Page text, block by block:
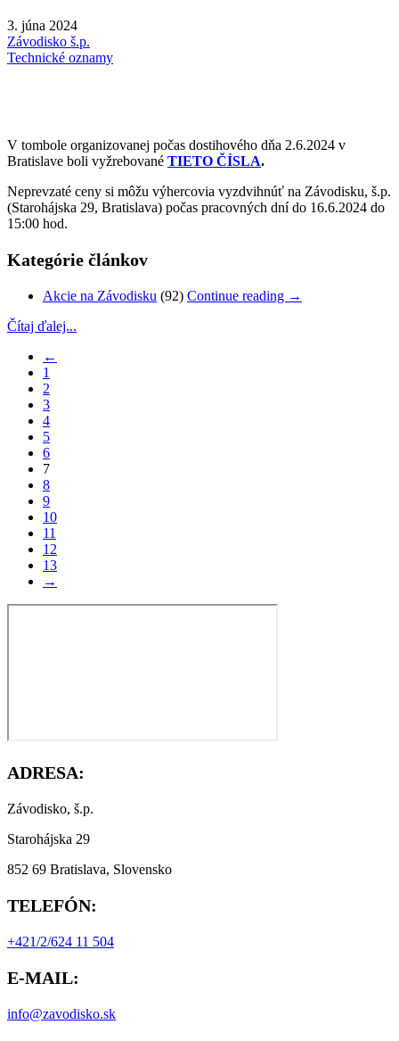
3. júna 2024
Závodisko š.p.
Technické oznamy
V tombole organizovanej počas dostihového dňa 2.6.2024 v
Bratislave boli vyžrebované TIETO ČÍSLA.
Neprevzaté ceny si môžu výhercovia vyzdvihnúť na Závodisku, š.p.
(Starohájska 29, Bratislava) počas pracovných dní do 16.6.2024 do
15:00 hod.
Kategórie článkov
Akcie na Závodisku (92) Continue reading →
Čítaj ďalej...
←
1
2
3
4
5
6
7
8
9
10
11
12
13
→
ADRESA:
Závodisko, š.p.
Starohájska 29
852 69 Bratislava, Slovensko
TELEFÓN:
+421/2/624 11 504
E-MAIL:
info@zavodisko.sk